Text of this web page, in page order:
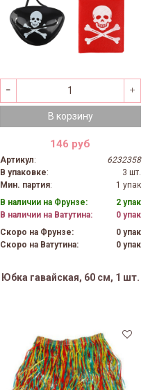
В корзину
146 руб
Артикул:
6232358
В упаковке:
3 шт.
Мин. партия:
1 упак
В наличии на Фрунзе:
2 упак
В наличии на Ватутина:
0 упак
Скоро на Фрунзе:
0 упак
Скоро на Ватутина:
0 упак
Юбка гавайская, 60 см, 1 шт.